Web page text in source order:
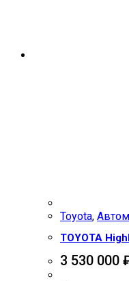
Toyota,
TOYOTA
3 530 000